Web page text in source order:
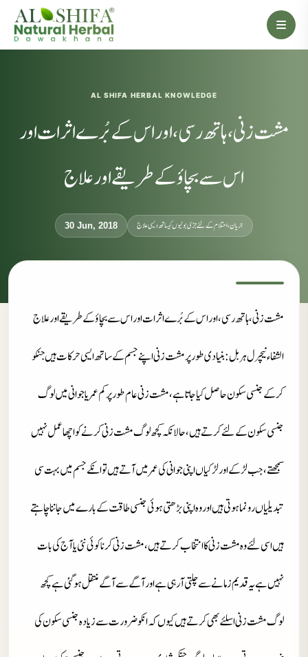
AL SHIFA HERBAL KNOWLEDGE
مشت زنی، ہاتھ رسی، اور اس کے بُرے اثرات اور
اس سے بچاؤ کے طریقے اور علاج
30 Jun, 2018 جریان، احتلام کےلئے جڑی بوٹیوں کیساتھ دیسی علاج
مشت زنی، ہاتھ رسی، اور اس کے بُرے اثرات اور اس سے بچاؤ کے طریقے اور علاج
الشفاء نیچرل ہربل: بنیادی طور پر مشت زنی اپنے جسم کے ساتھ ایسی حرکات ہیں جنکو
کر کے جنسی سکون حاصل کیا جاتا ہے،مشت زنی عام طور پر کم عمر یا جوانی میں لوگ
جنسی سکون کے لئے کرتے ہیں، حالانکہ کچھ لوگ مشت زنی کرنے کو اچھا عمل نہیں
سمجھتے، جب لڑکے اور لڑکیاں اپنی جوانی کی عمر میں آتے ہیں تو انکے جسم میں بہت سی
تبدیلیاں رونما ہوتی ہیں اور وہ اپنی بڑھتی ہوئی جنسی طاقت کے بارے میں جاننا چاہتے
ہیں اسی لئے وہ مشت زنی کا انتخاب کرتے ہیں، مشت زنی کرنا کوئی نئی یا آج کی بات
نہیں ہے یہ قدیم زمانے سے چلتی آرہی ہے اور آگے سے آگے منتقل ہوگئی ہےکچھ
لوگ مشت زنی اسلئے بھی کرتے ہیں کیوں کہ انکو ضرورت سے زیادہ جنسی سکون کی